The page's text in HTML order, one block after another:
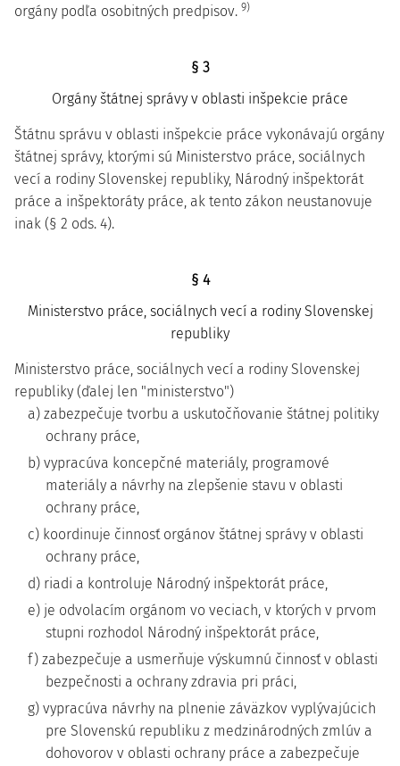
orgány podľa osobitných predpisov. 9)
§ 3
Orgány štátnej správy v oblasti inšpekcie práce
Štátnu správu v oblasti inšpekcie práce vykonávajú orgány
štátnej správy, ktorými sú Ministerstvo práce, sociálnych
vecí a rodiny Slovenskej republiky, Národný inšpektorát
práce a inšpektoráty práce, ak tento zákon neustanovuje
inak (§ 2 ods. 4).
§ 4
Ministerstvo práce, sociálnych vecí a rodiny Slovenskej
republiky
Ministerstvo práce, sociálnych vecí a rodiny Slovenskej
republiky (ďalej len "ministerstvo")
a) zabezpečuje tvorbu a uskutočňovanie štátnej politiky
ochrany práce,
b) vypracúva koncepčné materiály, programové
materiály a návrhy na zlepšenie stavu v oblasti
ochrany práce,
c) koordinuje činnosť orgánov štátnej správy v oblasti
ochrany práce,
d) riadi a kontroluje Národný inšpektorát práce,
e) je odvolacím orgánom vo veciach, v ktorých v prvom
stupni rozhodol Národný inšpektorát práce,
f) zabezpečuje a usmerňuje výskumnú činnosť v oblasti
bezpečnosti a ochrany zdravia pri práci,
g) vypracúva návrhy na plnenie záväzkov vyplývajúcich
pre Slovenskú republiku z medzinárodných zmlúv a
dohovorov v oblasti ochrany práce a zabezpečuje